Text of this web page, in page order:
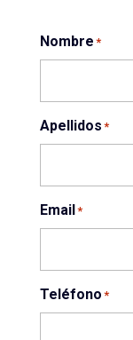
Nombre *
Apellidos *
Email*
Teléfono *